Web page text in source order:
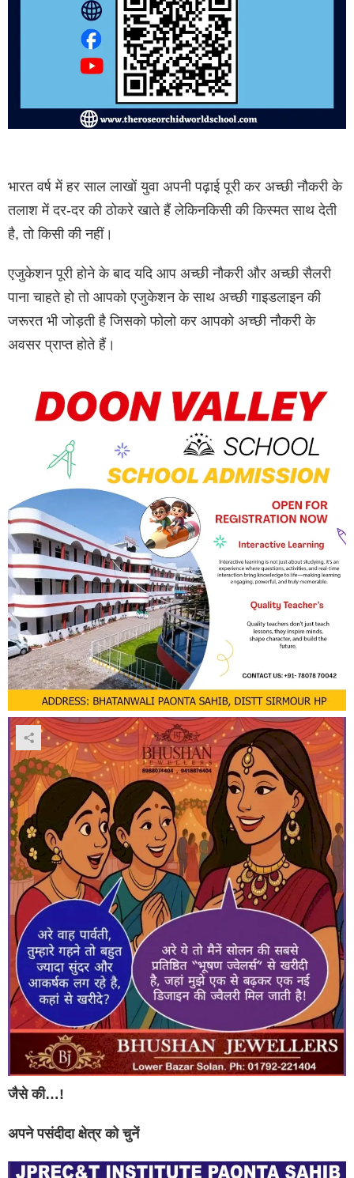
भारत वर्ष में हर साल लाखों युवा अपनी पढ़ाई पूरी कर अच्‍छी नौकरी के
तलाश में दर-दर की ठोकरे खाते हैं लेकिनकिसी की किस्‍मत साथ देती
है, तो किसी की नहीं।
एजुकेशन पूरी होने के बाद यदि आप अच्छी नौकरी और अच्छी सैलरी
पाना चाहते हो तो आपको एजुकेशन के साथ अच्छी गाइडलाइन की
जरूरत भी जोड़ती है जिसको फोलो कर आपको अच्छी नौकरी के
अवसर प्राप्त होते हैं।
जैसे की…!
अपने पसंदीदा क्षेत्र को चुनें